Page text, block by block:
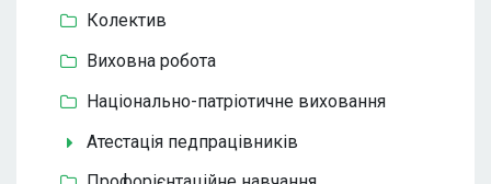
Колектив
Виховна робота
Національно-патріотичне виховання
Атестація педпрацівників